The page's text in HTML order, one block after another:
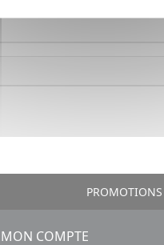
PROMOTIONS
MON COMPTE